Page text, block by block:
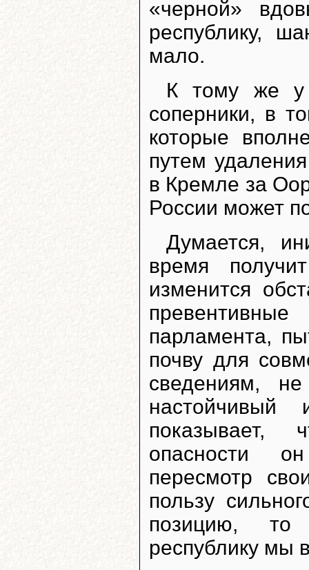
«черной»
республику,
мало.
К тому же у
соперники, в
которые
путем
в Кремле за
России может
Думается,
время
изменится
парламента,
почву для
сведениям,
показывает,
опасности
пересмотр
пользу
позицию, то
республику мы